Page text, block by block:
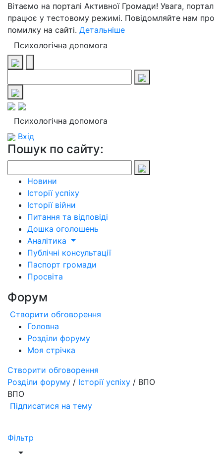
Вітаємо на порталі Активної Громади! Увага, портал
працює у тестовому режимі. Повідомляйте нам про
помилку на сайті. Детальніше
Психологічна допомога
Психологічна допомога
Вхід
Пошук по сайту:
Новини
Історії успіху
Історії війни
Питання та відповіді
Дошка оголошень
Аналітика
Публічні консультації
Паспорт громади
Просвіта
Форум
Створити обговорення
Головна
Розділи форуму
Моя стрічка
Створити обговорення
Розділи форуму / Історії успіху / ВПО
ВПО
Підписатися на тему
Фільтр